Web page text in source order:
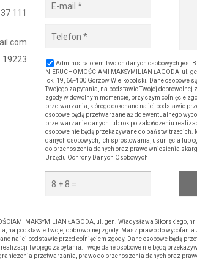
111
19223
Administratorem Twoich danych osobowych jest
NIERUCHOMOŚCIAMI MAKSYMILIAN ŁAGODA, ul.
lok. 19, 66-400 Gorzów Wielkopolski. Dane osobowe
Twojego zapytania, na podstawie Twojej dobrowolnej
zgody w dowolnym momencie, przy czym cofnięcie
przetwarzania, którego dokonano na jej podstawie
osobowe będą przetwarzane aż do ewentualnego
przetwarzanie danych lub rok po zakończeniu
osobowe nie będą przekazywane do państw trzecich.
danych osobowych, ich sprostowania, usunięcia lub
do przenoszenia danych oraz prawo wniesienia
Urzędu Ochrony Danych Osobowych
MAKSYMILIAN ŁAGODA, ul. gen. Władysława Sikorskiego,
na podstawie Twojej dobrowolnej zgody. Masz prawo do wycofania
na jej podstawie przed cofnięciem zgody. Dane osobowe będą
Twojego zapytania. Twoje dane osobowe nie będą
przetwarzania, prawo do przenoszenia danych oraz